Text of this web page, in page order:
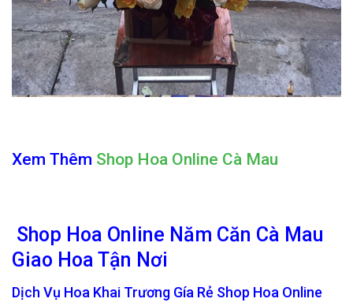
Xem Thêm Shop Hoa Online Cà Mau
Shop Hoa Online Năm Căn Cà Mau
Giao Hoa Tận Nơi
Dịch Vụ Hoa Khai Trương Gía Rẻ Shop Hoa Online